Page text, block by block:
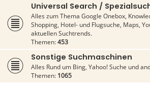
Universal Search /
Alles zum Thema Google Onebox,
Shopping, Hotel- und Flugsuche, Maps,
aktuellen Suchtrends.
Themen:453
Sonstige Suchmaschinen
Alles Rund um Bing, Yahoo! Suche und
Themen: 1065